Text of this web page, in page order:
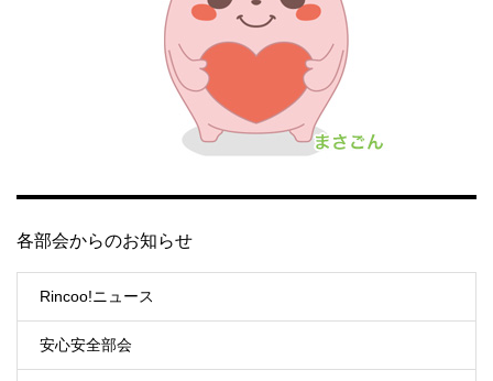
各部会からのお知らせ
Rincoo!ニュース
安心安全部会